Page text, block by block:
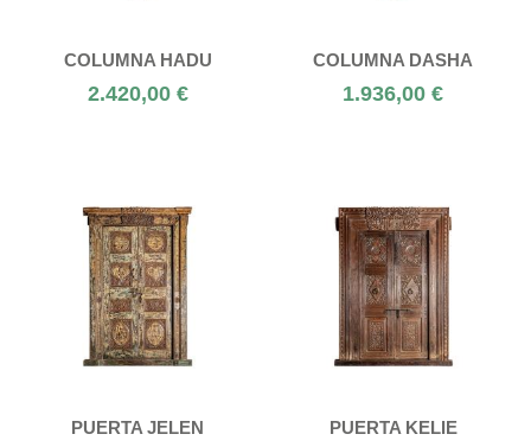
COLUMNA HADU
2.420,00 €
COLUMNA DASHA
1.936,00 €
PUERTA JELEN PUERTA KELIE